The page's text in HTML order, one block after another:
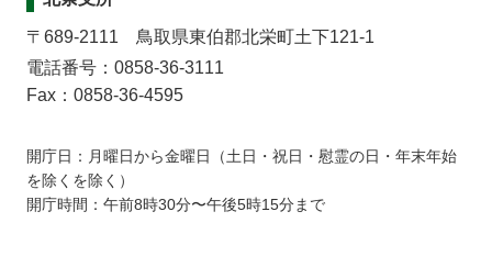
〒689-2111 鳥取県東伯郡北栄町土下121-1
電話番号：0858-36-3111
Fax：0858-36-4595
開庁日：月曜日から金曜日（土日・祝日・慰霊の日・年末年始
を除くを除く）
開庁時間：午前8時30分〜午後5時15分まで